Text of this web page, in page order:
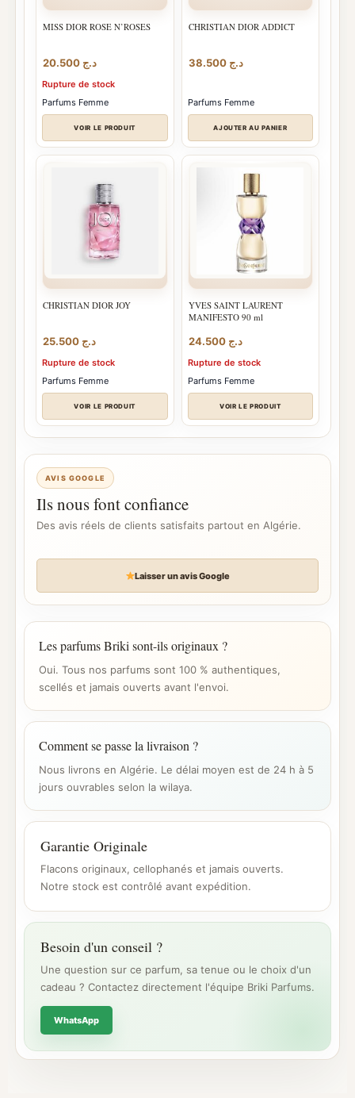
MISS DIOR ROSE N’ROSES
د.ج
Rupture de stock
Parfums Femme
VOIR LE PRODUIT
CHRISTIAN DIOR ADDICT
د.ج 38.500
Parfums Femme
AJOUTER AU PANIER
CHRISTIAN DIOR JOY
د.ج
Rupture de stock
Parfums Femme
VOIR LE PRODUIT
YVES SAINT LAURENT
MANIFESTO 90 ml
د.ج 24.500
Rupture de stock
Parfums Femme
VOIR LE PRODUIT
AVIS GOOGLE
Ils nous font confiance
Des avis réels de clients satisfaits partout en Algérie.
Laisser un avis Google
Les parfums Briki sont-ils originaux ?
Oui. Tous nos parfums sont 100 % authentiques,
scellés et jamais ouverts avant l'envoi.
Comment se passe la livraison ?
Nous livrons en Algérie. Le délai moyen est de 24 h à 5
jours ouvrables selon la wilaya.
Garantie Originale
Flacons originaux, cellophanés et jamais ouverts.
Notre stock est contrôlé avant expédition.
Besoin d'un conseil ?
Une question sur ce parfum, sa tenue ou le choix d'un
cadeau ? Contactez directement l'équipe Briki Parfums.
WhatsApp